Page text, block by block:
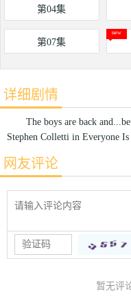
第04集
第07集
详细剧情
The boys are back
Stephen Colletti in Everyone
网友评论
暂无评